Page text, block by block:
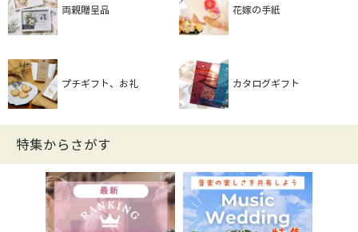
両親贈呈品 花嫁の手紙
プチギフト、お礼 カタログギフト
特集からさがす